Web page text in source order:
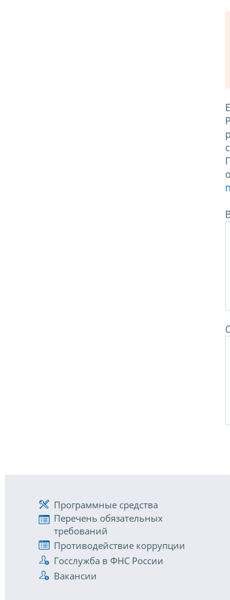
Программные средства
Перечень обязательных
требований
Противодействие коррупции
Госслужба в ФНС России
Вакансии